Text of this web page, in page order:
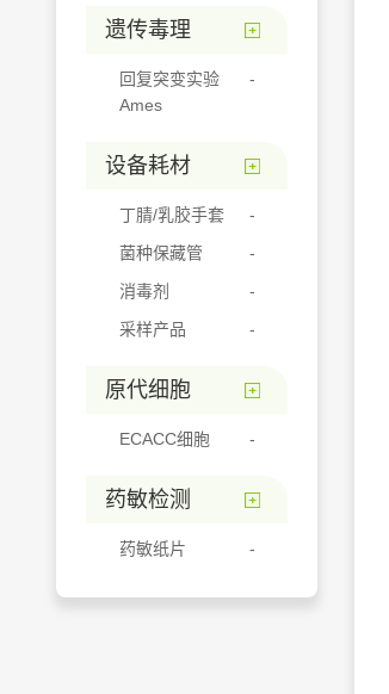
遗传毒理
回复突变实验
Ames
设备耗材
丁腈/乳胶手套
菌种保藏管
消毒剂
采样产品
原代细胞
ECACC细胞
药敏检测
药敏纸片